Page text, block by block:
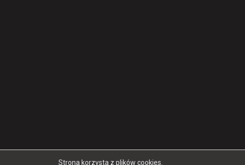
Strona korzysta z plików cookies.